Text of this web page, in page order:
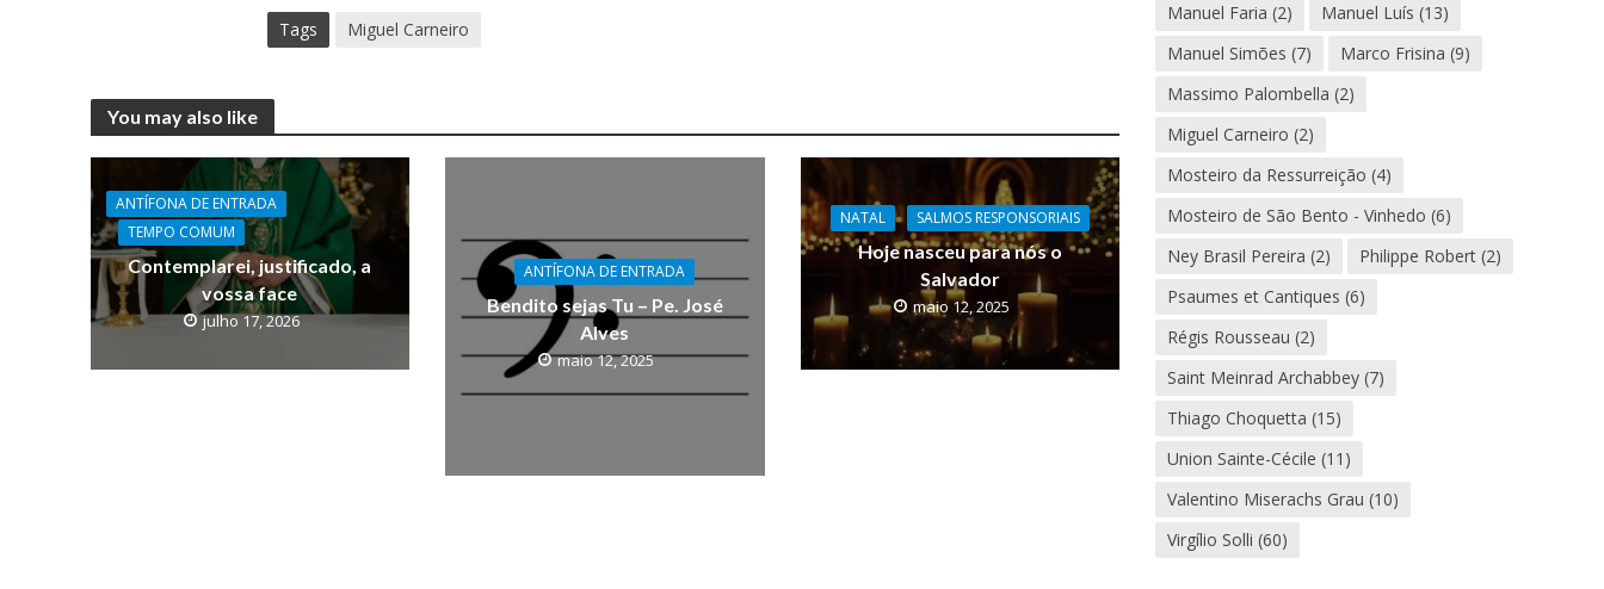
Tags Miguel Carneiro
You may also like
ANTÍFONA DE ENTRADA
TEMPO COMUM
Contemplarei, justificado, a
vossa face
julho 17, 2026
ANTÍFONA DE ENTRADA
Bendito sejas Tu – Pe. José
Alves
maio 12, 2025
NATAL SALMOS RESPONSORIAIS
Hoje nasceu para nós o
Salvador
maio 12, 2025
Manuel Faria (2) Manuel Luís (13)
Manuel Simões (7) Marco Frisina (9)
Massimo Palombella (2)
Miguel Carneiro (2)
Mosteiro da Ressurreição (4)
Mosteiro de São Bento - Vinhedo (6)
Ney Brasil Pereira (2) Philippe Robert (2)
Psaumes et Cantiques (6)
Régis Rousseau (2)
Saint Meinrad Archabbey (7)
Thiago Choquetta (15)
Union Sainte-Cécile (11)
Valentino Miserachs Grau (10)
Virgílio Solli (60)